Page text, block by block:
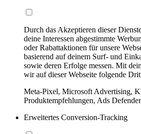
Durch das Akzeptieren dieser
deine Interessen abgestimmte
oder Rabattaktionen für unsere
basierend auf deinem Surf- und
sowie deren Erfolge messen. Mit
wir auf dieser Webseite folgende
Meta-Pixel, Microsoft Advertising,
Produktempfehlungen, Ads Defender
Erweitertes Conversion-Tracking